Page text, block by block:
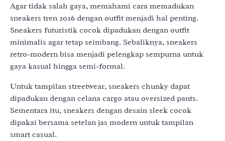
Agar tidak salah gaya, memahami cara memadukan
sneakers tren 2026 dengan outfit menjadi hal penting.
Sneakers futuristik cocok dipadukan dengan outfit
minimalis agar tetap seimbang. Sebaliknya, sneakers
retro-modern bisa menjadi pelengkap sempurna untuk
gaya kasual hingga semi-formal.
Untuk tampilan streetwear, sneakers chunky dapat
dipadukan dengan celana cargo atau oversized pants.
Sementara itu, sneakers dengan desain sleek cocok
dipakai bersama setelan jas modern untuk tampilan
smart casual.